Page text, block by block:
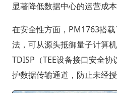
显著降低数据中心的运营成本
在安全性方面，PM1763搭
法，可从源头抵御量子计算
TDISP（TEE设备接口安全
护数据传输通道，防止未经授